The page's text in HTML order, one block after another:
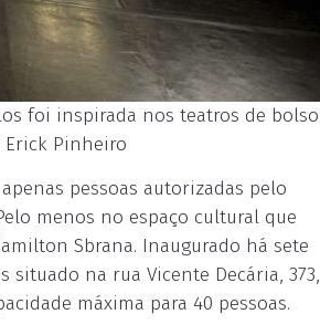
foi inspirada nos teatros de bolso
Pinheiro
pessoas autorizadas pelo
menos no espaço cultural que
Sbrana. Inaugurado há sete
na rua Vicente Decária, 373,
máxima para 40 pessoas.